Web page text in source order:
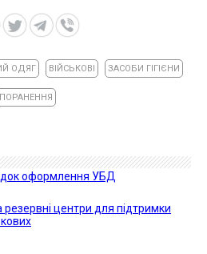
ОДЯГ ВІЙСЬКОВІ ЗАСОБИ ГІГІЄНИ
ПОРАНЕННЯ
оформлення УБД
центри для підтримки